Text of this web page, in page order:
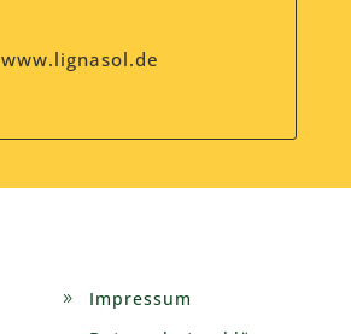
www.lignasol.de
Impressum